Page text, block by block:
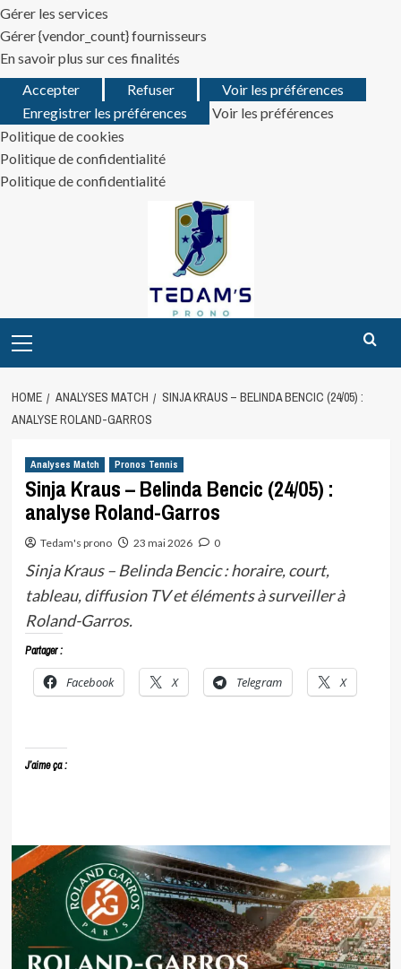
Gérer les services
Gérer {vendor_count} fournisseurs
En savoir plus sur ces finalités
Accepter
Refuser
Voir les préférences
Enregistrer les préférences
Voir les préférences
Politique de cookies
Politique de confidentialité
Politique de confidentialité
Menu
HOME ANALYSES MATCH
SINJA KRAUS – BELINDA BENCIC (24/05) :
ANALYSE ROLAND-GARROS
Analyses Match Pronos Tennis
Sinja Kraus – Belinda Bencic (24/05) :
analyse Roland-Garros
Tedam's prono 23 mai 2026 0
Sinja Kraus – Belinda Bencic : horaire, court,
tableau, diffusion TV et éléments à surveiller à
Roland-Garros.
Partager :
Facebook X Telegram X
J’aime ça :